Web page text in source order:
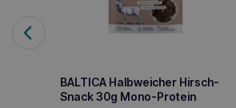
BALTICA Halbweicher Hirsch-
Snack 30g Mono-Protein